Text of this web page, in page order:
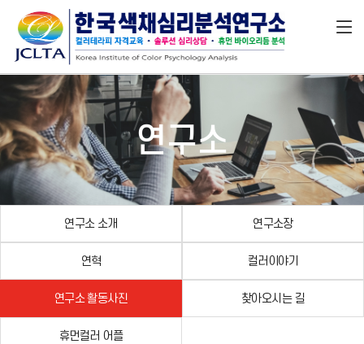
연구소
연구소 소개 연구소장
연혁 컬러이야기
연구소 활동사진 찾아오시는 길
휴먼컬러 어플